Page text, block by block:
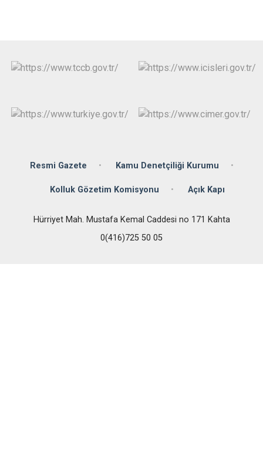
Resmi Gazete Kamu Denetçiliği Kurumu
Kolluk Gözetim Komisyonu Açık Kapı
Hürriyet Mah. Mustafa Kemal Caddesi no 171 Kahta
0(416)725 50 05